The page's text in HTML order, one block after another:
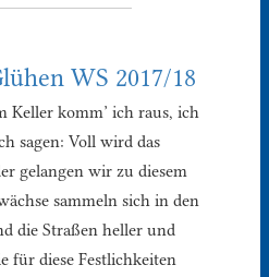
WS 2017/18
Keller komm’ ich raus, ich
sagen: Voll wird das
gelangen wir zu diesem
sammeln sich in den
die Straßen heller und
für diese Festlichkeiten